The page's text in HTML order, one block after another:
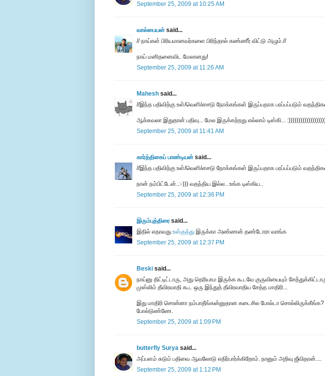
September 25, 2009 at 10:25 AM
வால்பையன் said...
// நாய்கள் பிரியமானவர்களை பிரிந்தால் கண்ணீர் விட்டு அழும்.//
நாய் மனிதனைவிட மேலானது!
September 25, 2009 at 11:26 AM
Mahesh said...
//இந்த பதிவிற்கு உள்/வெளி/சைடு நோக்கங்கள் இருப்பதாக பரப்பப்படும்
ஆக்சுவலா இதுதான் பதிவு... மேல இருக்கற்றது எல்லாம் டிஸ்கி...
September 25, 2009 at 11:41 AM
கார்த்திகைப் பாண்டியன் said...
//இந்த பதிவிற்கு உள்/வெளி/சைடு நோக்கங்கள் இருப்பதாக பரப்பப்படும்
நான் நம்பிட்டேன்..:-))) வதந்திய இல்ல.. உங்க டிஸ்கிய..
September 25, 2009 at 12:36 PM
இரும்புத்திரைsaid...
இதில் எதாவது உள்குத்து இருக்கா அண்ணன் தண்டோரா வாங்க
September 25, 2009 at 12:37 PM
Beski said...
நாய்னு திட்டிட்டாரு, அது தெரியாம இருக்க கூடவே குருவியையும்
முஸ்லிம் தீவிரவாதி கூட ஒரு இந்துத் தீவிரவாதிய சேத்த மாதிரி...
இது மாதிரி சொன்னா நம்பாதீங்கன்னுதான கடைசில போல்டா சொல்லிருக்கீங்க?
போல்டுண்ணே.
September 25, 2009 at 1:09 PM
butterfly Surya said...
அப்பளம் சுடும் பதிவை ஆவலோடு எதிர்பார்க்கிறோம். நானும் அறிவு ஜீவிதான்....
September 25, 2009 at 1:12 PM